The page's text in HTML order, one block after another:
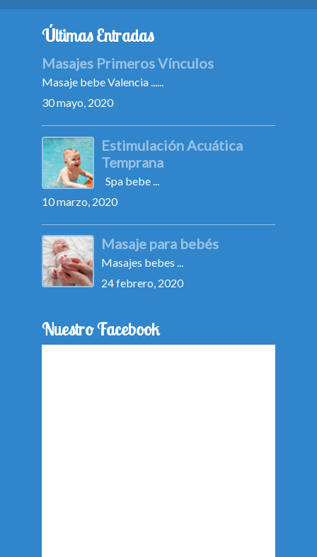
Últimas Entradas
Masajes Primeros Vínculos
Masaje bebe Valencia ......
30 mayo, 2020
Estimulación Acuática
Temprana
Spa bebe ...
10 marzo, 2020
Masaje para bebés
Masajes bebes ...
24 febrero, 2020
Nuestro Facebook